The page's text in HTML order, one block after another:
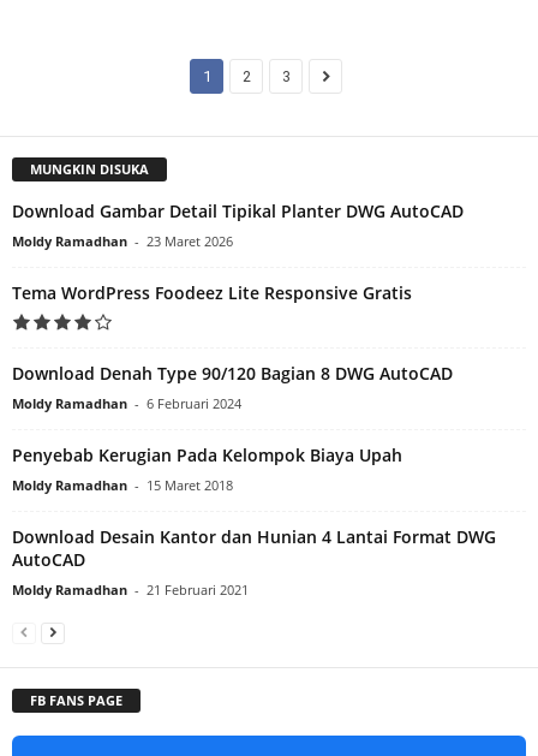
1 2 3
MUNGKIN DISUKA
Download Gambar Detail Tipikal Planter DWG AutoCAD
Moldy Ramadhan - 23 Maret 2026
Tema WordPress Foodeez Lite Responsive Gratis
Download Denah Type 90/120 Bagian 8 DWG AutoCAD
Moldy Ramadhan - 6 Februari 2024
Penyebab Kerugian Pada Kelompok Biaya Upah
Moldy Ramadhan - 15 Maret 2018
Download Desain Kantor dan Hunian 4 Lantai Format DWG
AutoCAD
Moldy Ramadhan - 21 Februari 2021
FB FANS PAGE